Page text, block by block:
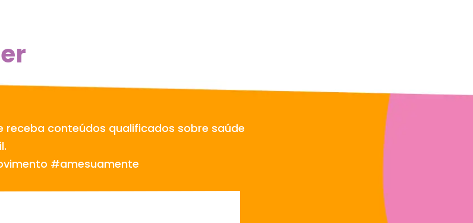
receba conteúdos qualificados sobre saúde
#amesuamente